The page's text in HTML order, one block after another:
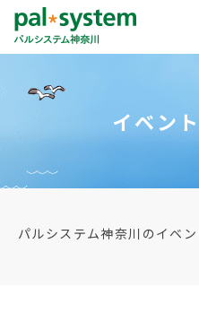
イベン
パルシステム神奈川のイベ